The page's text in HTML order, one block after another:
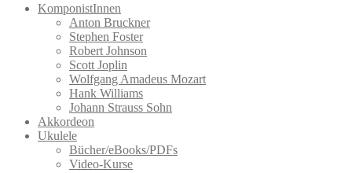
können
auf
der
Produktseite
gewählt
werden
KomponistInnen
Anton Bruckner
Stephen Foster
Robert Johnson
Scott Joplin
Wolfgang Amadeus Mozart
Hank Williams
Johann Strauss Sohn
Akkordeon
Ukulele
Bücher/eBooks/PDFs
Video-Kurse